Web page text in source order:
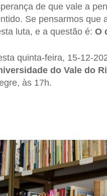
de que vale a
Se pensarmos que
luta, e a questão é: O
quinta-feira, 15-12-
do Vale do
às 17h.